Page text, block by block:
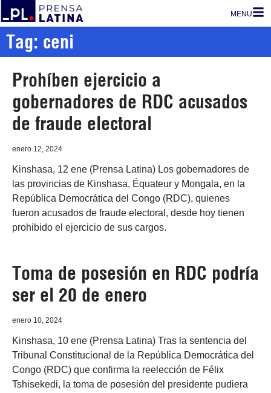
MENU
Tag: ceni
Prohíben ejercicio a
gobernadores de RDC acusados
de fraude electoral
enero 12, 2024
Kinshasa, 12 ene (Prensa Latina) Los gobernadores de
las provincias de Kinshasa, Équateur y Mongala, en la
República Democrática del Congo (RDC), quienes
fueron acusados de fraude electoral, desde hoy tienen
prohibido el ejercicio de sus cargos.
Toma de posesión en RDC podría
ser el 20 de enero
enero 10, 2024
Kinshasa, 10 ene (Prensa Latina) Tras la sentencia del
Tribunal Constitucional de la República Democrática del
Congo (RDC) que confirma la reelección de Félix
Tshisekedi, la toma de posesión del presidente pudiera